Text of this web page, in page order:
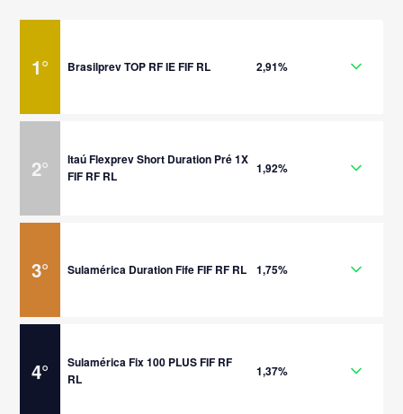
1° Brasilprev TOP RF IE FIF RL 2,91%
2°
Itaú Flexprev Short Duration Pré 1X
FIF RF RL
1,92%
3° Sulamérica Duration Fife FIF RF RL 1,75%
4°
Sulamérica Fix 100 PLUS FIF RF
RL
1,37%